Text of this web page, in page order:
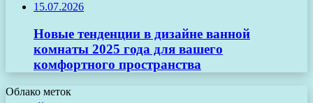
15.07.2026
Новые тенденции в дизайне ванной
комнаты 2025 года для вашего
комфортного пространства
Облако меток